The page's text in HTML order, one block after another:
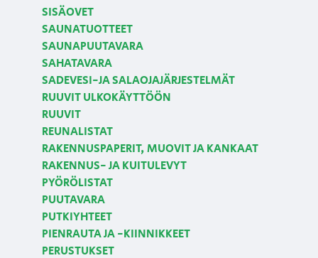
SISÄOVET
SAUNATUOTTEET
SAUNAPUUTAVARA
SAHATAVARA
SADEVESI-JA SALAOJAJÄRJESTELMÄT
RUUVIT ULKOKÄYTTÖÖN
RUUVIT
REUNALISTAT
RAKENNUSPAPERIT, MUOVIT JA KANKAAT
RAKENNUS- JA KUITULEVYT
PYÖRÖLISTAT
PUUTAVARA
PUTKIYHTEET
PIENRAUTA JA -KIINNIKKEET
PERUSTUKSET